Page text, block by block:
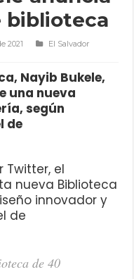
biblioteca
2021
El Salvador
Nayib Bukele,
una nueva
según
de
Twitter, el
nueva Biblioteca
innovador y
de
de 40